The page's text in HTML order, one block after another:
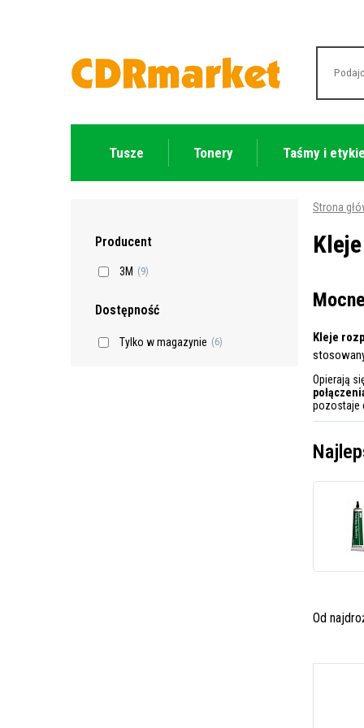
Tusze Tonery Taśmy i
Producent
3M (9)
Dostępność
Tylko w magazynie (6)
Strona
Kleje
Opierają
pozostaje
Od